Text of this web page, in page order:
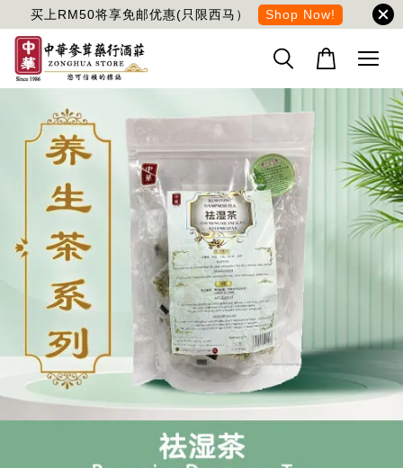
买上RM50将享免邮优惠(只限西马） Shop Now!